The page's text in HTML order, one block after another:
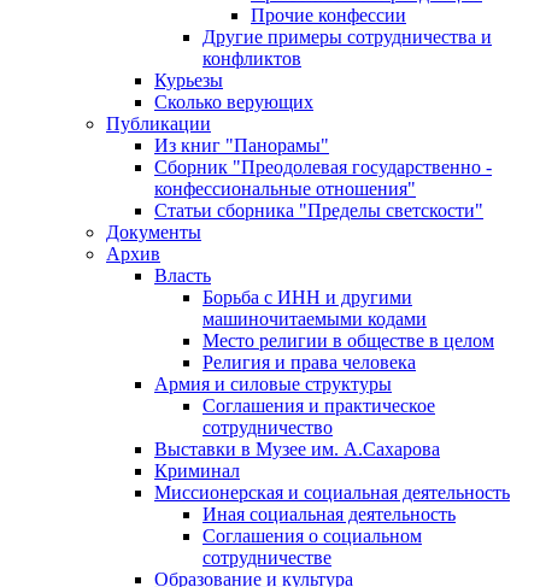
Прочие конфессии
Другие примеры сотрудничества и
конфликтов
Курьезы
Сколько верующих
Публикации
Из книг "Панорамы"
Сборник "Преодолевая государственно -
конфессиональные отношения"
Статьи сборника "Пределы светскости"
Документы
Архив
Власть
Борьба с ИНН и другими
машиночитаемыми кодами
Место религии в обществе в целом
Религия и права человека
Армия и силовые структуры
Соглашения и практическое
сотрудничество
Выставки в Музее им. А.Сахарова
Криминал
Миссионерская и социальная деятельность
Иная социальная деятельность
Соглашения о социальном
сотрудничестве
Образование и культура